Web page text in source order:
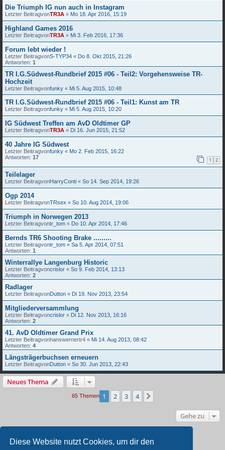
Diese Website nutzt Cookies, um dir den
Die Triumph IG nun auch in Instagram
Letzter BeitragvonTR3A « Mo 18. Apr 2016, 15:19
Highland Games 2016
Letzter BeitragvonTR3A « Mi 3. Feb 2016, 17:36
Forum lebt wieder !
Letzter BeitragvonS-TYP34 « Do 8. Okt 2015, 21:26
Antworten: 1
TR I.G.Südwest-Rundbrief 2015 #06 - Teil2: Vorgehensweise TR-
Hochzeit
Letzter Beitragvonfunky « Mi 5. Aug 2015, 10:48
TR I.G.Südwest-Rundbrief 2015 #06 - Teil1: Kunst am TR
Letzter Beitragvonfunky « Mi 5. Aug 2015, 10:20
IG Südwest Treffen am AvD Oldtimer GP
Letzter BeitragvonTR3A « Di 16. Jun 2015, 21:52
40 Jahre IG Südwest
Letzter Beitragvonfunky « Mo 2. Feb 2015, 16:22
Antworten: 17 1 2
Teilelager
Letzter BeitragvonHarryConti « So 14. Sep 2014, 19:26
Ogp 2014
Letzter BeitragvonTRsex « So 10. Aug 2014, 19:06
Triumph in Norwegen 2013
Letzter Beitragvontr_tom « Do 10. Apr 2014, 17:46
Bernds TR6 Shooting Brake .........
Letzter Beitragvontr_tom « Sa 5. Apr 2014, 07:51
Antworten: 1
Winterrallye Langenburg Historic
Letzter Beitragvoncrislor « So 9. Feb 2014, 13:13
Antworten: 2
Radlager
Letzter BeitragvonDutton « Di 19. Nov 2013, 23:54
Mitgliederversammlung
Letzter Beitragvoncrislor « Di 12. Nov 2013, 16:16
Antworten: 2
41. AvD Oldtimer Grand Prix
Letzter Beitragvonhanswernertr4 « Mi 14. Aug 2013, 08:42
Antworten: 4
Längsträgerbuchsen erneuern
Letzter BeitragvonDutton « So 30. Jun 2013, 22:43
Neues Thema
65 Themen 1 2 3 4
Gehe zu
BERECHTIGUNGEN IN DIESEM FORUM
neuen Themen in diesem Forum erstellen.